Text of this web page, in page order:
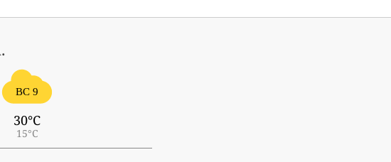
ВС 9
30°C
15°C